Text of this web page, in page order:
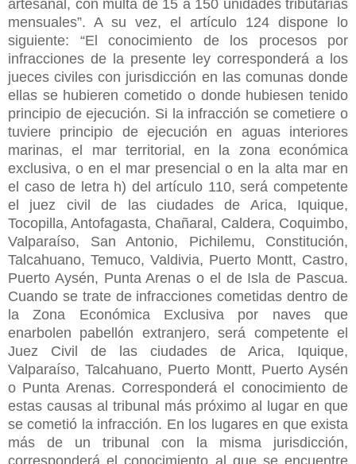
artesanal, con multa de 15 a 150 unidades tributarias
mensuales”. A su vez, el artículo 124 dispone lo
siguiente: “El conocimiento de los procesos por
infracciones de la presente ley corresponderá a los
jueces civiles con jurisdicción en las comunas donde
ellas se hubieren cometido o donde hubiesen tenido
principio de ejecución. Si la infracción se cometiere o
tuviere principio de ejecución en aguas interiores
marinas, el mar territorial, en la zona económica
exclusiva, o en el mar presencial o en la alta mar en
el caso de letra h) del artículo 110, será competente
el juez civil de las ciudades de Arica, Iquique,
Tocopilla, Antofagasta, Chañaral, Caldera, Coquimbo,
Valparaíso, San Antonio, Pichilemu, Constitución,
Talcahuano, Temuco, Valdivia, Puerto Montt, Castro,
Puerto Aysén, Punta Arenas o el de Isla de Pascua.
Cuando se trate de infracciones cometidas dentro de
la Zona Económica Exclusiva por naves que
enarbolen pabellón extranjero, será competente el
Juez Civil de las ciudades de Arica, Iquique,
Valparaíso, Talcahuano, Puerto Montt, Puerto Aysén
o Punta Arenas. Corresponderá el conocimiento de
estas causas al tribunal más próximo al lugar en que
se cometió la infracción. En los lugares en que exista
más de un tribunal con la misma jurisdicción,
corresponderá el conocimiento al que se encuentre